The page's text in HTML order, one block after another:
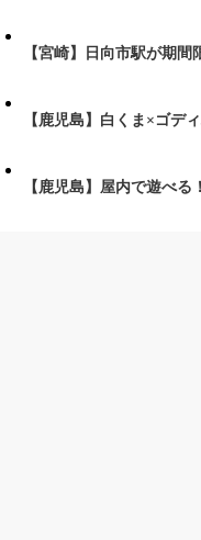
【宮崎】日向市駅が期
【鹿児島】白くま×ゴデ
【鹿児島】屋内で遊べ